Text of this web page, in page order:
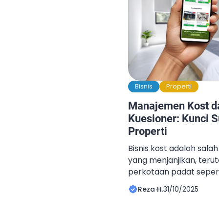
Bisnis Properti
Manajemen Kost
Kuesioner: Kunci
Properti
Bisnis kost adalah
yang menjanjikan,
perkotaan padat
agar pengelolaan
optimal dan
Reza H.31/10/2025